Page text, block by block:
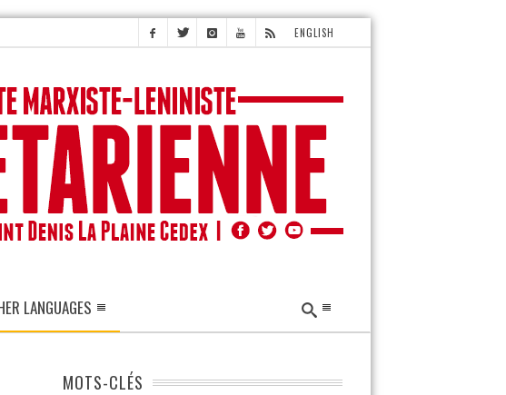
ENGLISH
LANGUAGES
MOTS-CLÉS